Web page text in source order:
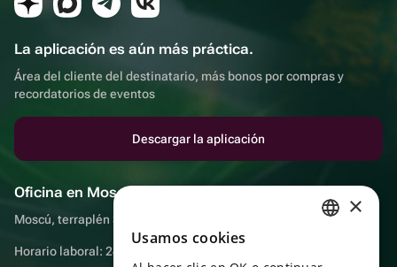
La aplicación es aún más práctica.
Área del cliente del destinatario, más bonos por compras y
recordatorios de eventos
Descargar la aplicación
Oficina en Moscú
Moscú, terraplén Sadovnicheskaya, 9, sala 2/3
Horario laboral: 24 horas
×
Usamos cookies